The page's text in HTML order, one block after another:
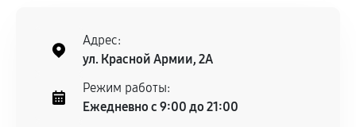
Адрес:
ул. Красной Армии, 2А
Режим работы:
Ежедневно с 9:00 до 21:00